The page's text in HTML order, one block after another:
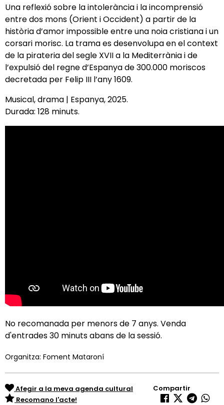
Una reflexió sobre la intolerància i la incomprensió
entre dos mons (Orient i Occident) a partir de la
història d’amor impossible entre una noia cristiana i un
corsari morisc. La trama es desenvolupa en el context
de la pirateria del segle XVII a la Mediterrània i de
l’expulsió del regne d’Espanya de 300.000 moriscos
decretada per Felip III l’any 1609.
Musical, drama | Espanya, 2025.
Durada: 128 minuts.
No recomanada per menors de 7 anys. Venda
d'entrades 30 minuts abans de la sessió.
Organitza: Foment Mataroní
Afegir a la meva agenda cultural
Recomano l'acte!
Compartir